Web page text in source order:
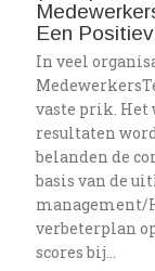
Een
In veel
vaste prik. Het
resultaten
belanden de
basis van de
management/
verbeterplan
scores bij…